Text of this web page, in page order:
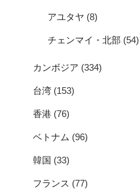
アユタヤ (8)
チェンマイ・北部 (54)
カンボジア (334)
台湾 (153)
香港 (76)
ベトナム (96)
韓国 (33)
フランス (77)